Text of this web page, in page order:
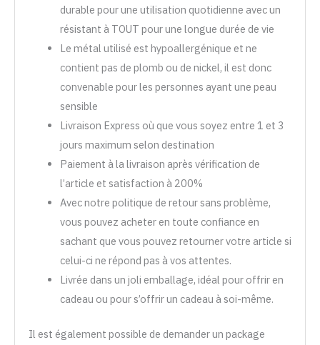
durable pour une utilisation quotidienne avec un
résistant à TOUT pour une longue durée de vie
Le métal utilisé est hypoallergénique et ne
contient pas de plomb ou de nickel, il est donc
convenable pour les personnes ayant une peau
sensible
Livraison Express où que vous soyez entre 1 et 3
jours maximum selon destination
Paiement à la livraison après vérification de
l’article et satisfaction à 200%
Avec notre politique de retour sans problème,
vous pouvez acheter en toute confiance en
sachant que vous pouvez retourner votre article si
celui-ci ne répond pas à vos attentes.
Livrée dans un joli emballage, idéal pour offrir en
cadeau ou pour s’offrir un cadeau à soi-même.
Il est également possible de demander un package